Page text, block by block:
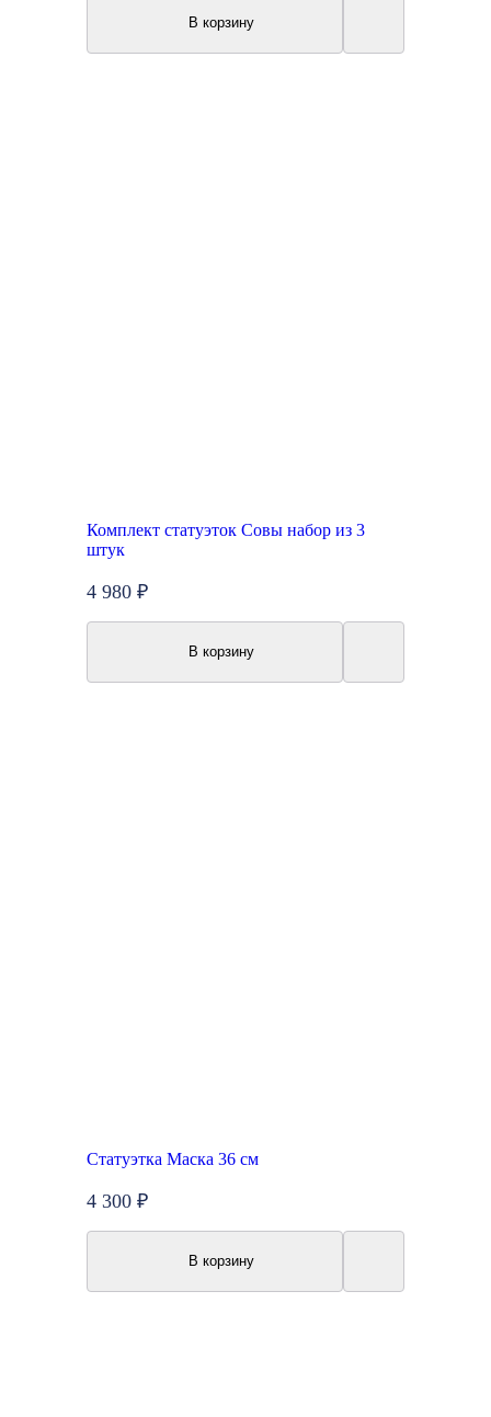
В корзину
Комплект статуэток Совы набор из 3
штук
4 980 ₽
В корзину
Статуэтка Маска 36 см
4 300 ₽
В корзину